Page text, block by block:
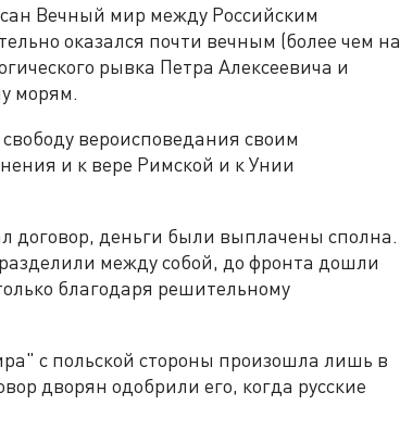
Вечный мир между Российским
оказался почти вечным (более чем на
рывка Петра Алексеевича и
морям.
вероисповедания своим
и к вере Римской и к Унии
договор, деньги были выплачены сполна.
между собой, до фронта дошли
благодаря решительному
с польской стороны произошла лишь в
дворян одобрили его, когда русские